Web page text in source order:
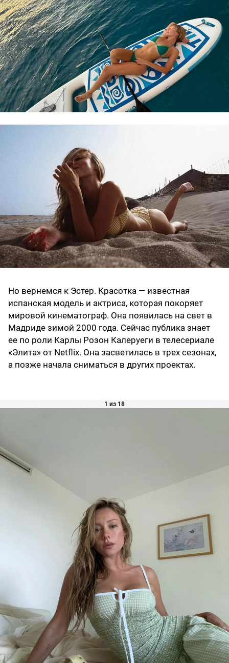
Но вернемся к Эстер. Красотка — известная
испанская модель и актриса, которая покоряет
мировой кинематограф. Она появилась на свет в
Мадриде зимой 2000 года. Сейчас публика знает
ее по роли Карлы Розон Калеруеги в телесериале
«Элита» от Netflix. Она засветилась в трех сезонах,
а позже начала сниматься в других проектах.
1 из 18